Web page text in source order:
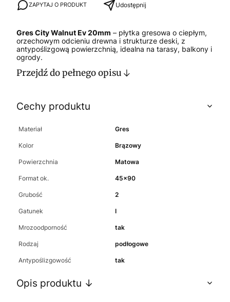
ZAPYTAJ O PRODUKT Udostępnij
Gres City Walnut Ev 20mm – płytka gresowa o ciepłym,
orzechowym odcieniu drewna i strukturze deski, z
antypoślizgową powierzchnią, idealna na tarasy, balkony i
ogrody.
Przejdź do pełnego opisu
Cechy produktu
Materiał Gres
Kolor Brązowy
Powierzchnia Matowa
Format ok. 45x90
Grubość 2
Gatunek I
Mrozoodporność tak
Rodzaj podłogowe
Antypoślizgowość tak
Opis produktu ↓